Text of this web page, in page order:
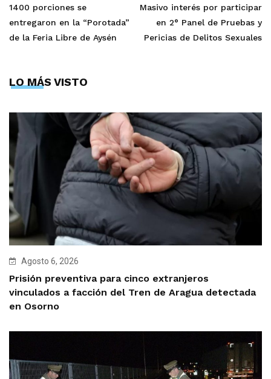
1400 porciones se
entregaron en la “Porotada”
de la Feria Libre de Aysén
Masivo interés por participar
en 2° Panel de Pruebas y
Pericias de Delitos Sexuales
LO MÁS VISTO
Agosto 6, 2026
Prisión preventiva para cinco extranjeros
vinculados a facción del Tren de Aragua detectada
en Osorno